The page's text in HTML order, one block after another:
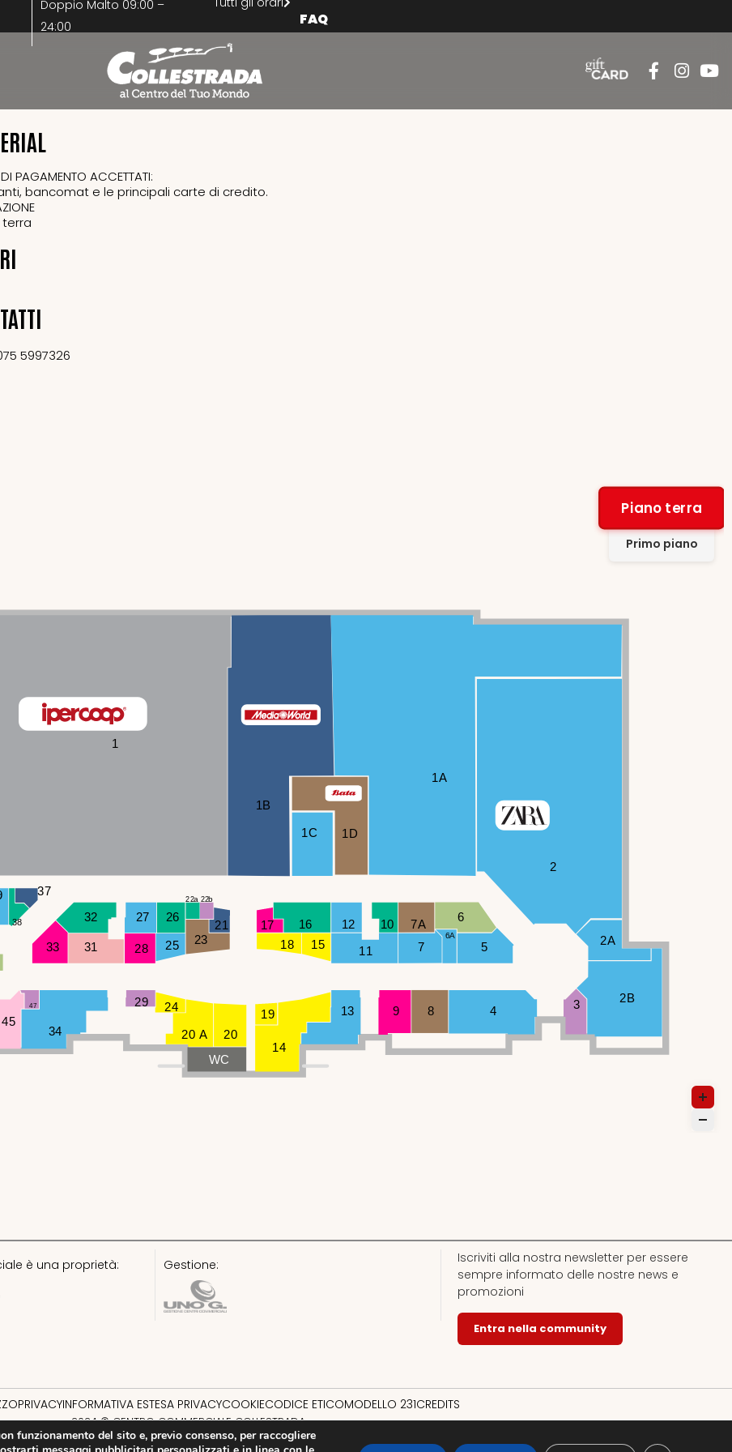
Doppio Malto 09:00 –
24:00
FAQ
PAGAMENTO ACCETTATI:
bancomat e le principali carte di credito.
terra
5997326
WC
47
1C
2A
2B
3
4
8
9
13
14
19
24
29
34
45
38
37
33
32
31 28
27 26
25
22a 22b
23
21
17
18
16
15
12
11
10 7A
7
6
6A
5
20
20 A
1
1A
2
1B
1D
Piano terra
Primo piano
è una proprietà: Gestione:
Iscriviti alla nostra newsletter per essere
sempre informato delle nostre news e
promozioni
Entra nella community
PRIVACYINFORMATIVA ESTESA PRIVACYCOOKIECODICE ETICOMODELLO 231CREDITS
2024 © CENTRO COMMERCIALE COLLESTRADA
funzionamento del sito e, previo consenso, per raccogliere